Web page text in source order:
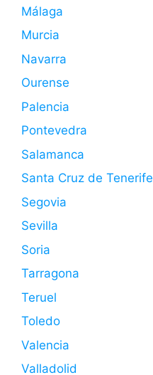
Málaga
Murcia
Navarra
Ourense
Palencia
Pontevedra
Salamanca
Santa Cruz de Tenerife
Segovia
Sevilla
Soria
Tarragona
Teruel
Toledo
Valencia
Valladolid